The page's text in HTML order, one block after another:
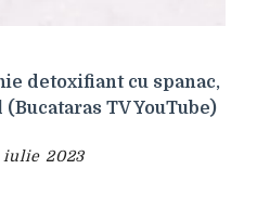
detoxifiant cu spanac,
TV YouTube)
iulie 2023